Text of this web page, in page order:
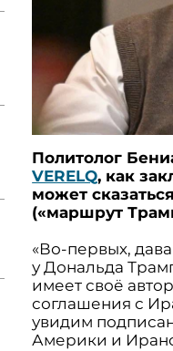
Политолог
VERELQ, как
может
(«маршрут
«Во-первых,
у Дональда
имеет своё
соглашения с
увидим
Америки и